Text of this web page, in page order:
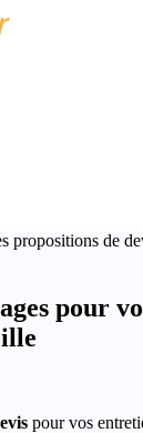
propositions de
pour
pour vos